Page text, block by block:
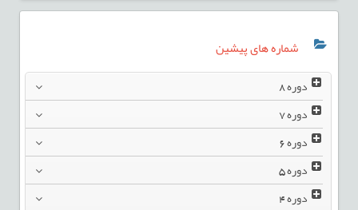
شماره های پیشین
دوره8
دوره7
دوره6
دوره5
دوره4